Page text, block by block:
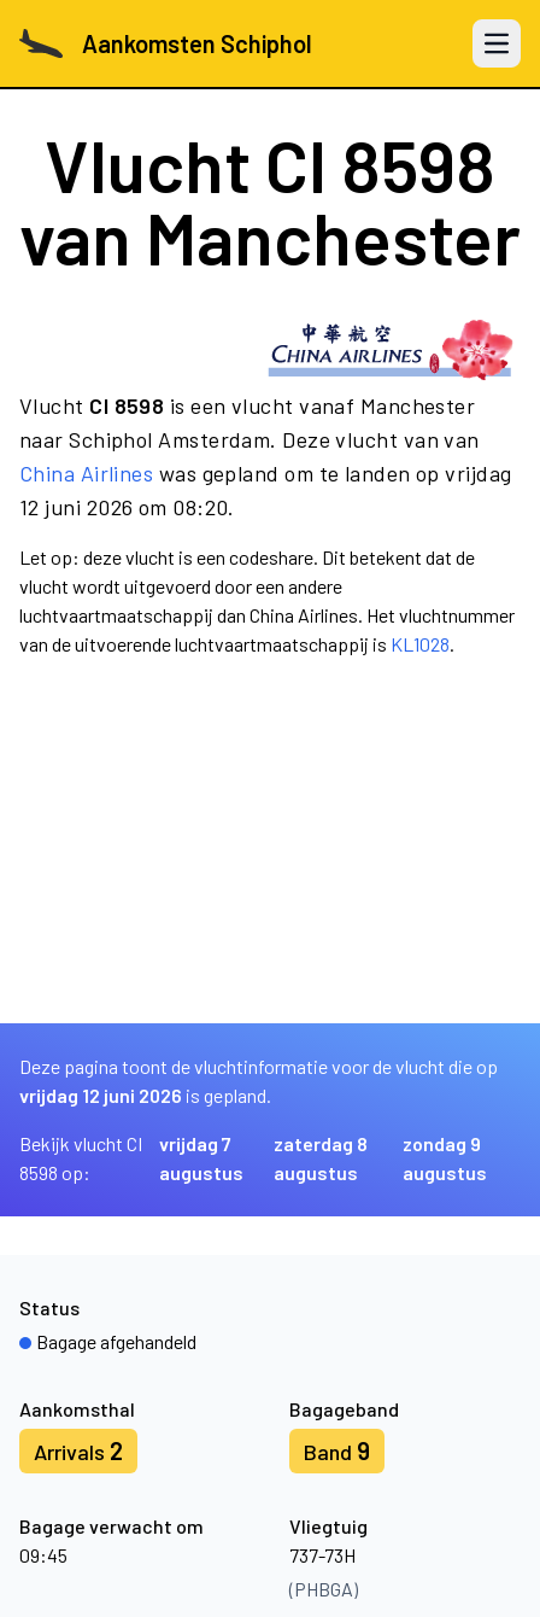
Aankomsten Schiphol Open
Vlucht CI 8598
van Manchester
Vlucht CI 8598 is een vlucht vanaf Manchester
naar Schiphol Amsterdam. Deze vlucht van van
China Airlines was gepland om te landen op vrijdag
12 juni 2026 om 08:20.
Let op: deze vlucht is een codeshare. Dit betekent dat de
vlucht wordt uitgevoerd door een andere
luchtvaartmaatschappij dan China Airlines. Het vluchtnummer
van de uitvoerende luchtvaartmaatschappij is KL1028.
Deze pagina toont de vluchtinformatie voor de vlucht die op
vrijdag 12 juni 2026 is gepland.
Bekijk vlucht CI
8598 op:
vrijdag 7
augustus
zaterdag 8
augustus
zondag 9
augustus
Aankomsthal
Arrivals 2
Bagageband
Band 9
Bagage verwacht om
09:45
Vliegtuig
737-73H
(PHBGA)
Status
Bagage afgehandeld